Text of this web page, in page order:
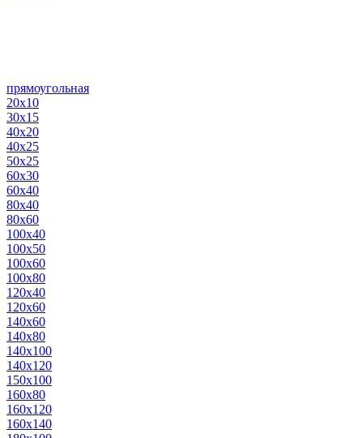
прямоугольная
20х10
30х15
40х20
40х25
50х25
60х30
60х40
80х40
80х60
100х40
100х50
100х60
100х80
120х40
120х60
140х60
140х80
140х100
140х120
150х100
160х80
160х120
160х140